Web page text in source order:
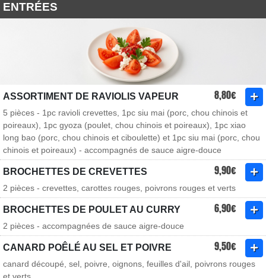
ENTRÉES
ASSORTIMENT DE RAVIOLIS VAPEUR 8,80€
5 pièces - 1pc ravioli crevettes, 1pc siu mai (porc, chou chinois et
poireaux), 1pc gyoza (poulet, chou chinois et poireaux), 1pc xiao
long bao (porc, chou chinois et ciboulette) et 1pc siu mai (porc, chou
chinois et poireaux) - accompagnés de sauce aigre-douce
BROCHETTES DE CREVETTES 9,90€
2 pièces - crevettes, carottes rouges, poivrons rouges et verts
BROCHETTES DE POULET AU CURRY 6,90€
2 pièces - accompagnées de sauce aigre-douce
CANARD POÊLÉ AU SEL ET POIVRE 9,50€
canard découpé, sel, poivre, oignons, feuilles d'ail, poivrons rouges